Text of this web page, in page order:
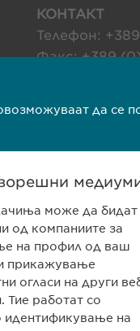
КОНТАКТ
Телефон:
Факс: +389
да се
може да бидат
од компаниите за
на профил од ваш
прикажување
огласи на други
Тие работат со
идентификување на